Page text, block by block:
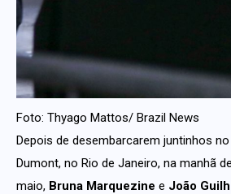
Foto: Thyago Mattos/ Brazil News
Depois de desembarcarem juntinhos
Dumont, no Rio de Janeiro, na manhã
maio, Bruna Marquezine e João